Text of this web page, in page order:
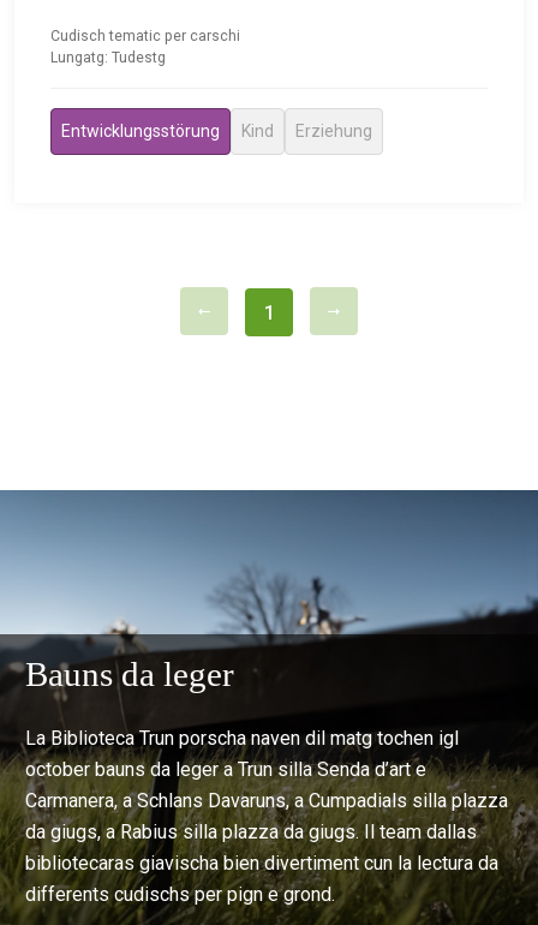
Cudisch tematic per carschi
Lungatg: Tudestg
Entwicklungsstörung Kind Erziehung
1
Bauns da leger
La Biblioteca Trun porscha naven dil matg tochen igl
october bauns da leger a Trun silla Senda d’art e
Carmanera, a Schlans Davaruns, a Cumpadials silla plazza
da giugs, a Rabius silla plazza da giugs. Il team dallas
bibliotecaras giavischa bien divertiment cun la lectura da
differents cudischs per pign e grond.